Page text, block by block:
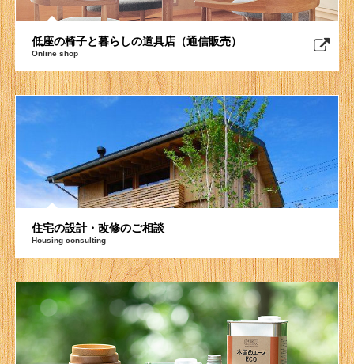
低座の椅子と暮らしの道具店（通信販売）
Online shop
住宅の設計・改修のご相談
Housing consulting